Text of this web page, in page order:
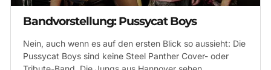
Bandvorstellung: Pussycat Boys
Nein, auch wenn es auf den ersten Blick so aussieht: Die
Pussycat Boys sind keine Steel Panther Cover- oder